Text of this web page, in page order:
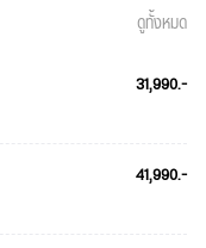
ดูทั้งหมด
31,990.-
41,990.-